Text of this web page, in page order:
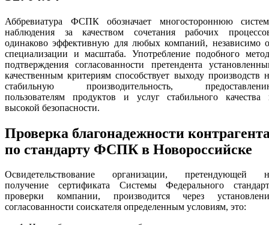
Аббревиатура ФСПК обозначает многостороннюю
наблюдения за качеством сочетания рабочих
одинаково эффективную для любых компаний, независимо
специализации и масштаба. Употребление подобного
подтверждения согласованности претендента
качественным критериям способствует выходу производств
стабильную производительность,
пользователям продуктов и услуг стабильного качества
высокой безопасности.
Проверка благонадежности
по стандарту ФСПК в Новороссийске
Освидетельствование организации, претендующей
получение сертификата Системы Федерального
проверки компании, производится через
согласованности соискателя определенным условиям, это: